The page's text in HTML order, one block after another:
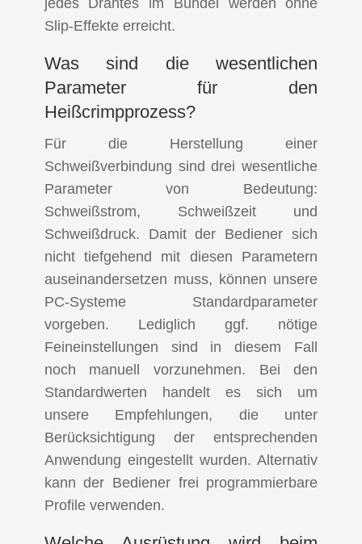
jedes Drahtes im Bündel werden ohne
Slip-Effekte erreicht.
Was sind die wesentlichen
Parameter für den
Heißcrimpprozess?
Für die Herstellung einer
Schweißverbindung sind drei wesentliche
Parameter von Bedeutung:
Schweißstrom, Schweißzeit und
Schweißdruck. Damit der Bediener sich
nicht tiefgehend mit diesen Parametern
auseinandersetzen muss, können unsere
PC-Systeme Standardparameter
vorgeben. Lediglich ggf. nötige
Feineinstellungen sind in diesem Fall
noch manuell vorzunehmen. Bei den
Standardwerten handelt es sich um
unsere Empfehlungen, die unter
Berücksichtigung der entsprechenden
Anwendung eingestellt wurden. Alternativ
kann der Bediener frei programmierbare
Profile verwenden.